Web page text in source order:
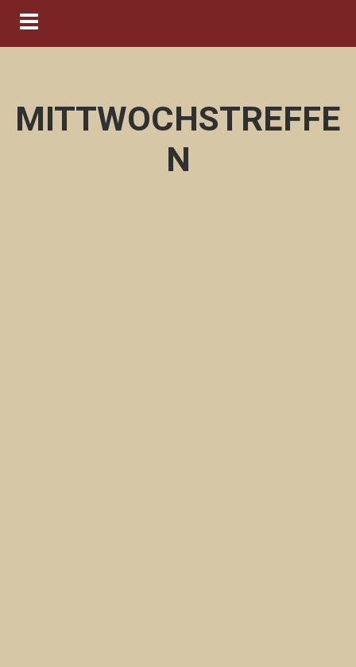
Navigation ein-/ausblenden
MITTWOCHSTREFFE
N